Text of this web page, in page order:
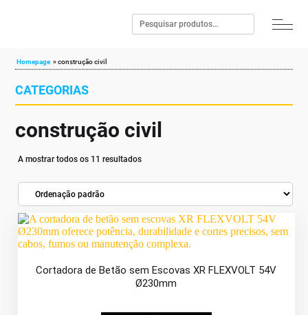
Homepage »construção civil
CATEGORIAS
construção civil
A mostrar todos os 11 resultados
Cortadora de Betão sem Escovas XR FLEXVOLT 54V
Ø230mm